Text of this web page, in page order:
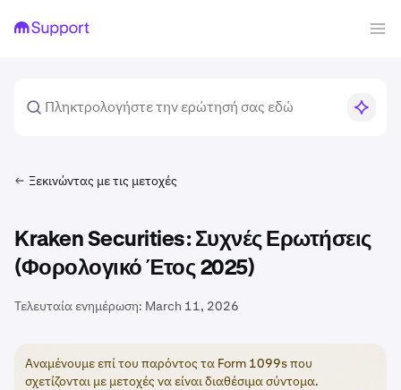
Ξεκινώντας με τις μετοχές
Kraken Securities: Συχνές Ερωτήσεις
(Φορολογικό Έτος 2025)
Τελευταία ενημέρωση: March 11, 2026
Αναμένουμε επί του παρόντος τα Form 1099s που
σχετίζονται με μετοχές να είναι διαθέσιμα σύντομα.